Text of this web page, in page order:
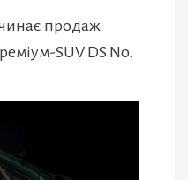
продаж
SUV DS No.